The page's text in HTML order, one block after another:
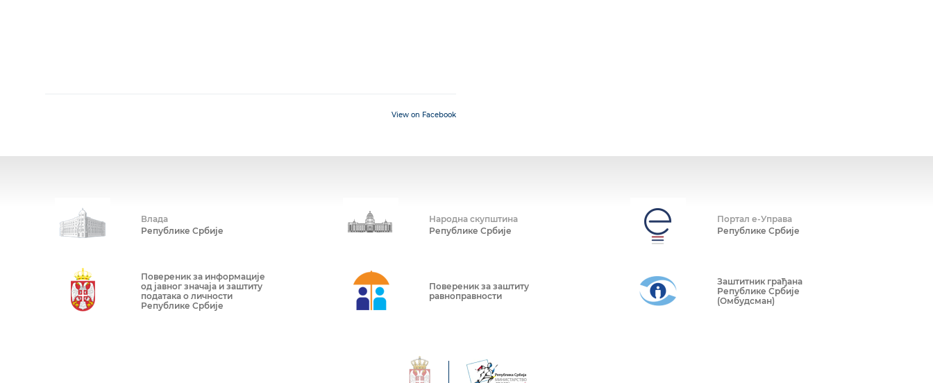
View on Facebook
Влада
Републике Србије
Народна скупштина
Републике Србије
Портал е-Управа
Републике Србије
Повереник за информације
од јавног значаја и заштиту
података о личности
Републике Србије
Повереник за заштиту
равноправности
Заштитник грађана
Републике Србије
(Омбудсман)